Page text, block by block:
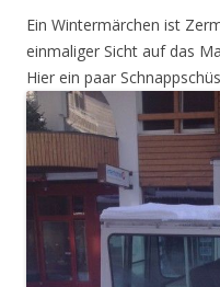
Ein Wintermärchen ist
einmaliger Sicht auf das
Hier ein paar